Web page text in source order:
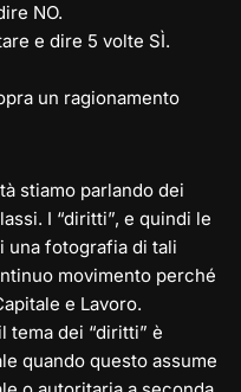
NO.
e dire 5 volte SÌ.
un ragionamento
stiamo parlando dei
I “diritti”, e quindi le
una fotografia di tali
movimento perché
e Lavoro.
tema dei “diritti” è
quando questo assume